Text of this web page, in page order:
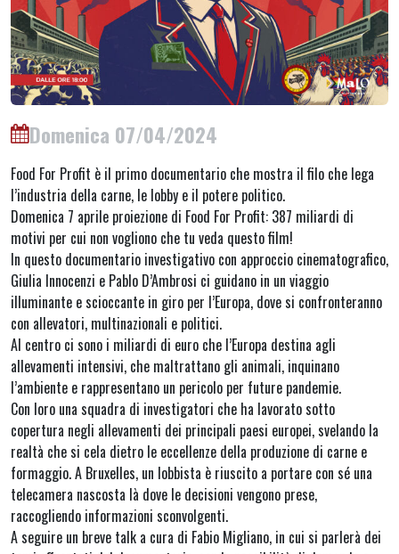
Domenica 07/04/2024
Food For Profit è il primo documentario che mostra il filo che lega
l’industria della carne, le lobby e il potere politico.
Domenica 7 aprile proiezione di Food For Profit: 387 miliardi di
motivi per cui non vogliono che tu veda questo film!
In questo documentario investigativo con approccio cinematografico,
Giulia Innocenzi e Pablo D’Ambrosi ci guidano in un viaggio
illuminante e scioccante in giro per l’Europa, dove si confronteranno
con allevatori, multinazionali e politici.
Al centro ci sono i miliardi di euro che l’Europa destina agli
allevamenti intensivi, che maltrattano gli animali, inquinano
l’ambiente e rappresentano un pericolo per future pandemie.
Con loro una squadra di investigatori che ha lavorato sotto
copertura negli allevamenti dei principali paesi europei, svelando la
realtà che si cela dietro le eccellenze della produzione di carne e
formaggio. A Bruxelles, un lobbista è riuscito a portare con sé una
telecamera nascosta là dove le decisioni vengono prese,
raccogliendo informazioni sconvolgenti.
A seguire un breve talk a cura di Fabio Migliano, in cui si parlerà dei